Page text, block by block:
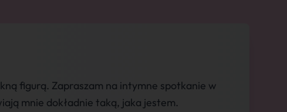
figurą. Zapraszam na intymne spotkanie w
mnie dokładnie taką, jaka jestem.